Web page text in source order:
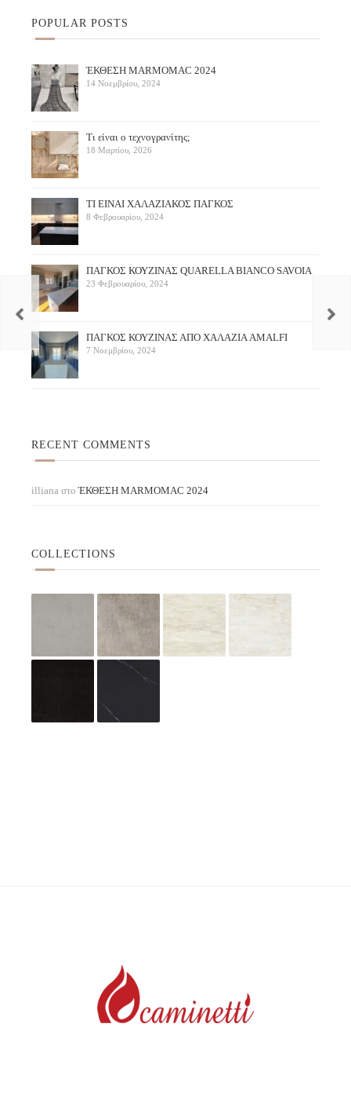
POPULAR POSTS
ΈΚΘΕΣΗ ΜARMOMAC 2024
14 Νοεμβρίου, 2024
Τι είναι ο τεχνογρανίτης;
18 Μαρτίου, 2026
ΤΙ ΕΙΝΑΙ ΧΑΛΑΖΙΑΚΟΣ ΠΑΓΚΟΣ
8 Φεβρουαρίου, 2024
ΠΑΓΚΟΣ ΚΟΥΖΙΝΑΣ QUARELLA BIANCO SAVOIA
23 Φεβρουαρίου, 2024
ΠAΓΚΟΣ ΚΟΥΖΙΝΑΣ ΑΠΟ ΧΑΛΑΖΙΑ AMALFI
7 Νοεμβρίου, 2024
RECENT COMMENTS
illiana στοΈΚΘΕΣΗ ΜARMOMAC 2024
COLLECTIONS